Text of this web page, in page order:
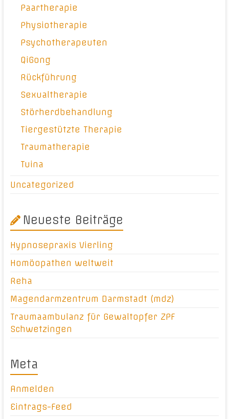
Paartherapie
Physiotherapie
Psychotherapeuten
QiGong
Rückführung
Sexualtherapie
Störherdbehandlung
Tiergestützte Therapie
Traumatherapie
Tuina
Uncategorized
Neueste Beiträge
Hypnosepraxis Vierling
Homöopathen weltweit
Reha
Magendarmzentrum Darmstadt (mdz)
Traumaambulanz für Gewaltopfer ZPF
Schwetzingen
Meta
Anmelden
Eintrags-Feed